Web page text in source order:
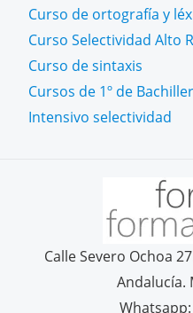
Curso de ortografía y
Curso Selectividad Alto
Curso de sintaxis
Cursos de 1º de
Intensivo selectividad
Calle Severo Ochoa
Andalucía.